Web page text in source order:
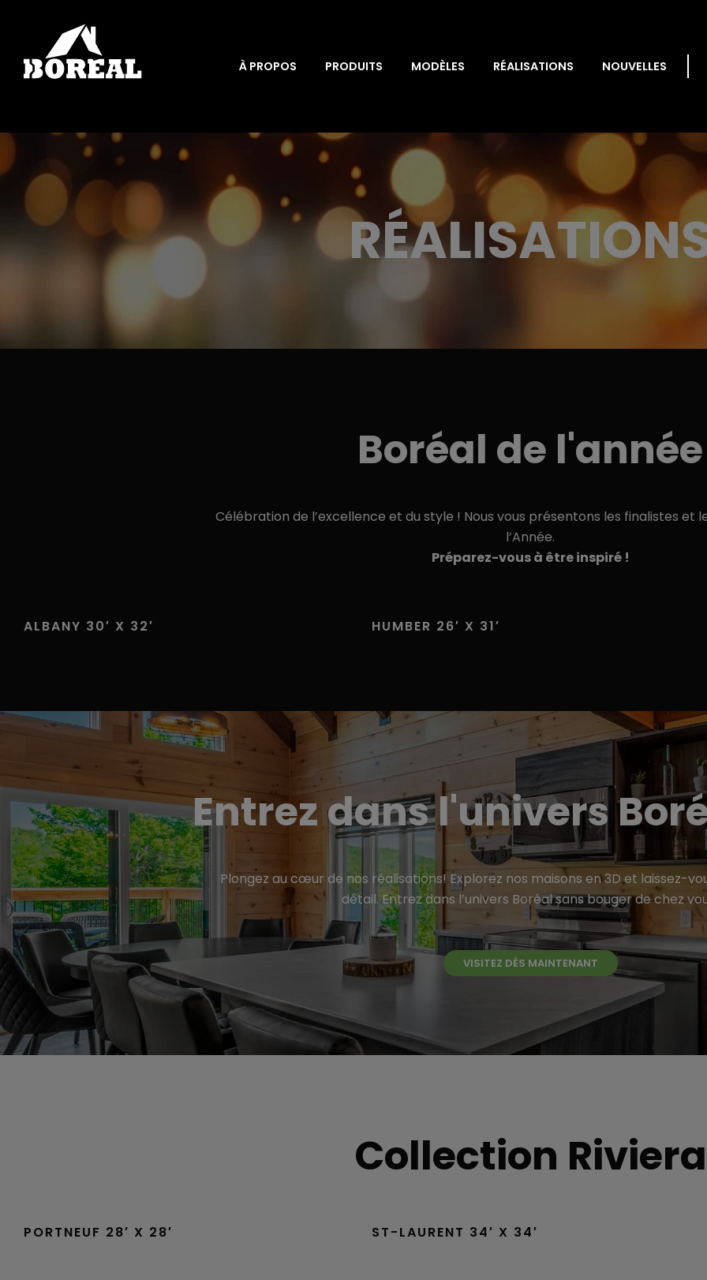
À PROPOS PRODUITS MODÈLES RÉALISATIONS NOUVELLES
Boréal de l'année
Célébration de l’excellence et du style ! Nous vous présentons les finalistes et
l’Année.
Préparez-vous à être inspiré !
ALBANY 30′ X 32′ HUMBER 26′ X 31′
Entrez dans l'univers
Plongez au cœur de nos réalisations! Explorez nos maisons en 3D et laissez-
détail. Entrez dans l’univers Boréal sans bouger de chez
VISITEZ DÈS MAINTENANT
Collection Riviera
PORTNEUF 28′ X 28′ ST-LAURENT 34′ X 34′